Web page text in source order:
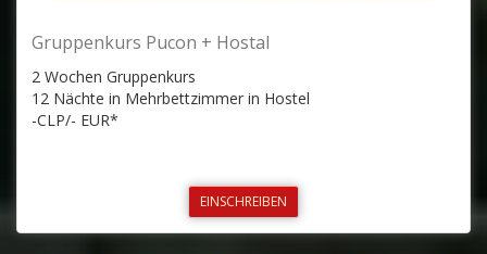
Gruppenkurs Pucon + Hostal
2 Wochen Gruppenkurs
12 Nächte in Mehrbettzimmer in Hostel
-CLP/- EUR*
EINSCHREIBEN